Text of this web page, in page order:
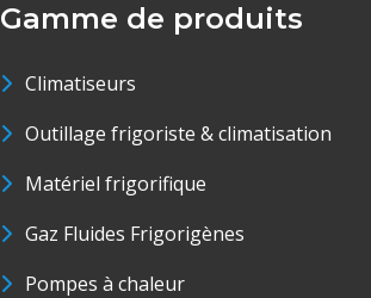
Gamme de produits
Climatiseurs
Outillage frigoriste & climatisation
Matériel frigorifique
Gaz Fluides Frigorigènes
Pompes à chaleur